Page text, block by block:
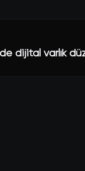
dijital varlık